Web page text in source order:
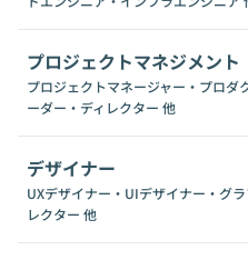
プロジェクトマネジメント
プロジェクトマネージャー・プロダ
ーダー・ディレクター 他
デザイナー
UXデザイナー・UIデザイナー・グ
レクター 他